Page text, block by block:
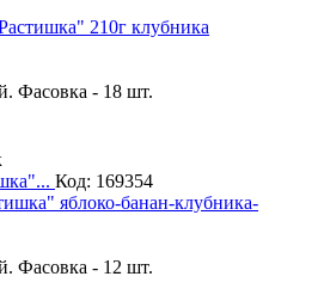
Фасовка - 18 шт.
Код: 169354
Фасовка - 12 шт.